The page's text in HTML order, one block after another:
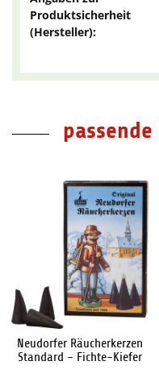
Produktsicherheit
(Hersteller):
Neudorfer Räucherkerzen
Standard - Fichte-Kiefer